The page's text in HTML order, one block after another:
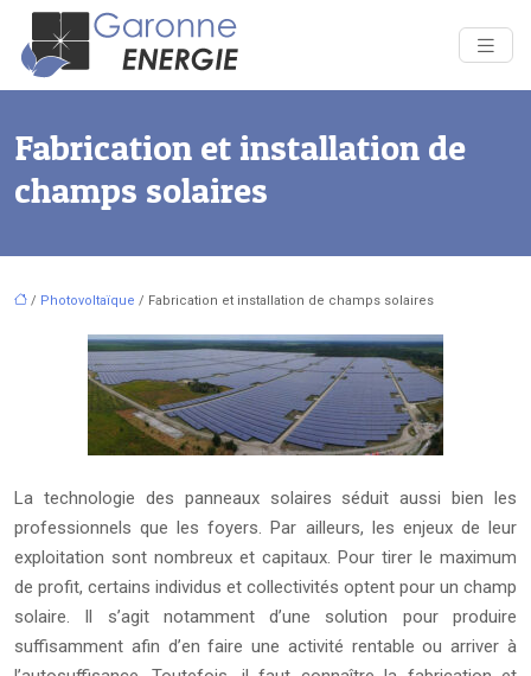
Fabrication et installation de
champs solaires
/ Photovoltaïque / Fabrication et installation de champs solaires
La technologie des panneaux solaires séduit aussi bien les
professionnels que les foyers. Par ailleurs, les enjeux de leur
exploitation sont nombreux et capitaux. Pour tirer le maximum
de profit, certains individus et collectivités optent pour un champ
solaire. Il s’agit notamment d’une solution pour produire
suffisamment afin d’en faire une activité rentable ou arriver à